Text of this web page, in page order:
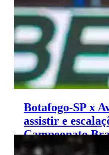
Botafogo-SP x
assistir e
Campeonato
(18/11)